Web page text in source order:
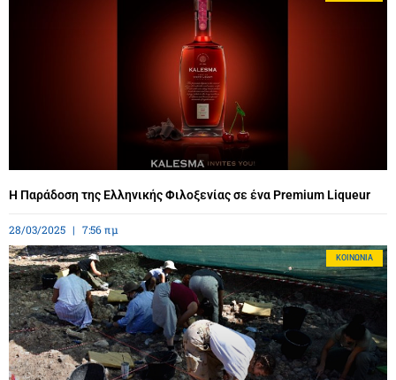
Η Παράδοση της Ελληνικής Φιλοξενίας σε ένα Premium Liqueur
28/03/2025 7:56 πμ
ΚΟΙΝΩΝΊΑ